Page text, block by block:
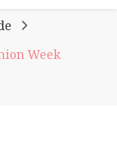
Week